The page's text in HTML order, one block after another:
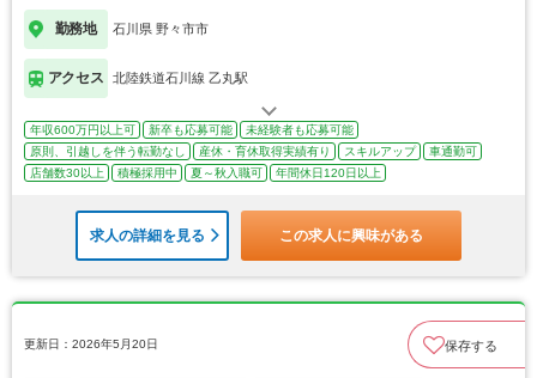
勤務地 石川県 野々市市
アクセス 北陸鉄道石川線 乙丸駅
年収600万円以上可 新卒も応募可能
未経験者も応募可能
原則、引越しを伴う転勤なし
産休・育休取得実績有り スキルアップ
車通勤可
店舗数30以上
積極採用中 夏～秋入職可 年間休日120日以上
求人の詳細を見る この求人に興味がある
更新日：2026年5月20日 保存する